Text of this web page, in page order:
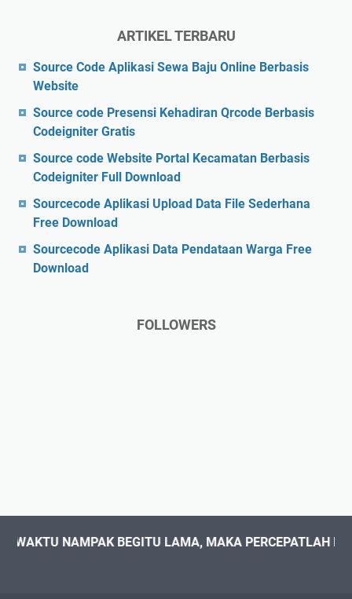
ARTIKEL TERBARU
Source Code Aplikasi Sewa Baju Online Berbasis
Website
Source code Presensi Kehadiran Qrcode Berbasis
Codeigniter Gratis
Source code Website Portal Kecamatan Berbasis
Codeigniter Full Download
Sourcecode Aplikasi Upload Data File Sederhana
Free Download
Sourcecode Aplikasi Data Pendataan Warga Free
Download
FOLLOWERS
NAMPAK BEGITU LAMA, MAKA PERCEPATLAH